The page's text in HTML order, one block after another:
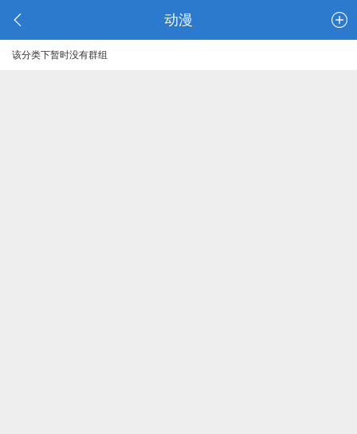
动漫
该分类下暂时没有群组